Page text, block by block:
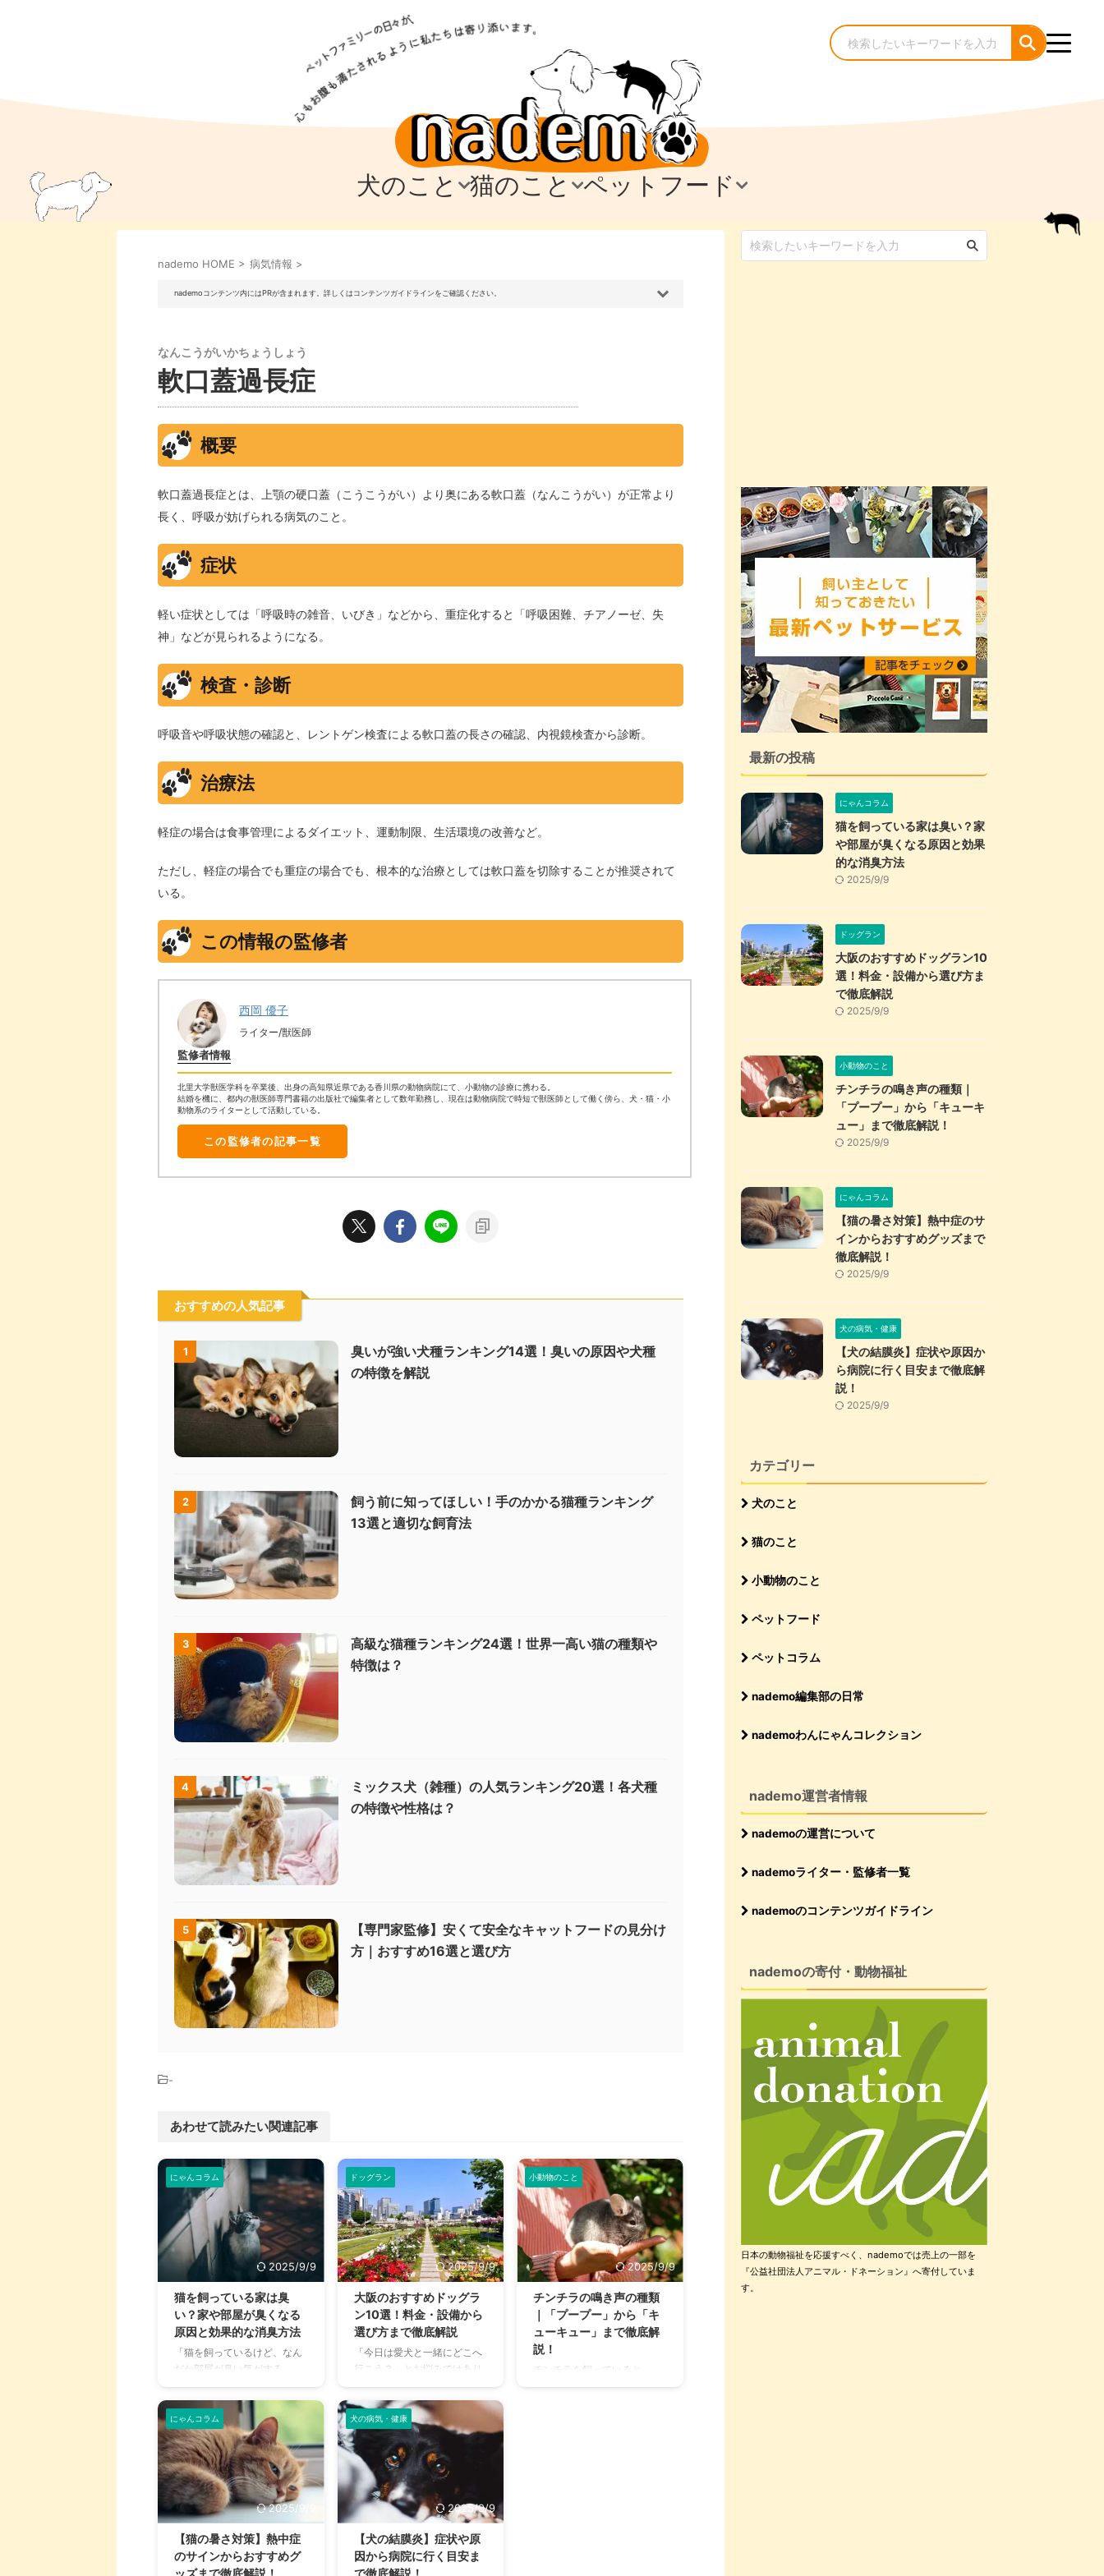
犬のこと
犬のこと
犬のケア・お手入れ
犬のしつけ
猫のこと
猫のこと
猫のケア・お手入れ
猫のしつけ
ペットフード
ペットフード
nademo HOME > 病気情報 >
nademoコンテンツ内にはPRが含まれます。詳しくはコンテンツガイドラインをご確認ください。
なんこうがいかちょうしょう
軟口蓋過長症
概要
軟口蓋過長症とは、上顎の硬口蓋（こうこうがい）より奥にある軟口蓋（なんこうがい）が正常より
長く、呼吸が妨げられる病気のこと。
症状
軽い症状としては「呼吸時の雑音、いびき」などから、重症化すると「呼吸困難、チアノーゼ、失
神」などが見られるようになる。
検査・診断
呼吸音や呼吸状態の確認と、レントゲン検査による軟口蓋の長さの確認、内視鏡検査から診断。
治療法
軽症の場合は食事管理によるダイエット、運動制限、生活環境の改善など。
ただし、軽症の場合でも重症の場合でも、根本的な治療としては軟口蓋を切除することが推奨されて
いる。
この情報の監修者
監修者情報
西岡 優子
ライター/獣医師
北里大学獣医学科を卒業後、出身の高知県近県である香川県の動物病院にて、小動物の診療に携わる。
結婚を機に、都内の獣医師専門書籍の出版社で編集者として数年勤務し、現在は動物病院で時短で獣医師として働く傍ら、犬・猫・小
動物系のライターとして活動している。
この監修者の記事一覧
おすすめの人気記事
1
臭いが強い犬種ランキング14選！臭いの原因や犬種
の特徴を解説
2
飼う前に知ってほしい！手のかかる猫種ランキング
13選と適切な飼育法
3
高級な猫種ランキング24選！世界一高い猫の種類や
特徴は？
4
ミックス犬（雑種）の人気ランキング20選！各犬種
の特徴や性格は？
5
【専門家監修】安くて安全なキャットフードの見分け
方｜おすすめ16選と選び方
-
あわせて読みたい関連記事
にゃんコラム
2025/9/9
猫を飼っている家は臭
い？家や部屋が臭くなる
原因と効果的な消臭方法
「猫を飼っているけど、なん
だか部屋が臭い気がする…」
そんなお悩みはありません
か？猫との暮らしは幸せで満
ちていますが、独特のにおい
が気になるという飼い主さん
は少なくありません。 特に、
来客時などは「うちのにお
い、大丈夫かな？」と不安に
感じてしまうこともあるでし
ょう。 この記事では、猫のに
おいの原因を根本から突き止
め、トイレ、体、部屋など、
場所別に具体的な消臭対策を
ドッグラン
2025/9/9
大阪のおすすめドッグラ
ン10選！料金・設備から
選び方まで徹底解説
「今日は愛犬と一緒にどこへ
行こう？」とお悩みではあり
ませんか？大阪には、広大な
敷地でのびのびと遊べるドッ
グランから、都心でアクセス
しやすい便利な施設まで、魅
力的なドッグランがたくさん
あります。 しかし、「初めて
ドッグランに行くから不安」
「どの施設が愛犬に合ってい
るかわからない」という方も
多いのではないでしょうか。
この記事では、大阪府内にあ
る人気のドッグランを厳選
小動物のこと
2025/9/9
チンチラの鳴き声の種類
｜「プープー」から「キ
ューキュー」まで徹底解
説！
チンチラを飼っていると、
「プープー」「キューキュ
にゃんコラム
2025/9/9
【猫の暑さ対策】熱中症
のサインからおすすめグ
ッズまで徹底解説！
犬の病気・健康
2025/9/9
【犬の結膜炎】症状や原
因から病院に行く目安ま
で徹底解説！
最新の投稿
にゃんコラム
猫を飼っている家は臭い？家
や部屋が臭くなる原因と効果
的な消臭方法
2025/9/9
ドッグラン
大阪のおすすめドッグラン10
選！料金・設備から選び方ま
で徹底解説
2025/9/9
小動物のこと
チンチラの鳴き声の種類｜
「プープー」から「キューキ
ュー」まで徹底解説！
2025/9/9
にゃんコラム
【猫の暑さ対策】熱中症のサ
インからおすすめグッズまで
徹底解説！
2025/9/9
犬の病気・健康
【犬の結膜炎】症状や原因か
ら病院に行く目安まで徹底解
説！
2025/9/9
カテゴリー
犬のこと
猫のこと
小動物のこと
ペットフード
ペットコラム
nademo編集部の日常
nademoわんにゃんコレクション
nademo運営者情報
nademoの運営について
nademoライター・監修者一覧
nademoのコンテンツガイドライン
nademoの寄付・動物福祉
日本の動物福祉を応援すべく、nademoでは売上の一部を
『公益社団法人アニマル・ドネーション』へ寄付していま
す。